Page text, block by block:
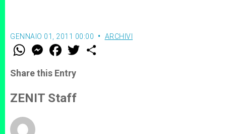
GENNAIO 01, 2011 00:00 ARCHIVI
W
t
s
p
p
M
e
s
e
g
e
F
a
e
b
o
k
w
Share this Entry
ZENIT Staff